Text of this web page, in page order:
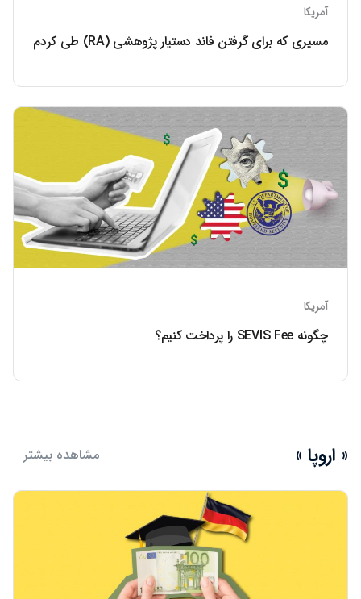
آمریکا
مسیری که برای گرفتن فاند دستیار پژوهشی (RA) طی کردم
آمریکا
چگونه SEVIS Fee را پرداخت کنیم؟
« اروپا » مشاهده بیشتر